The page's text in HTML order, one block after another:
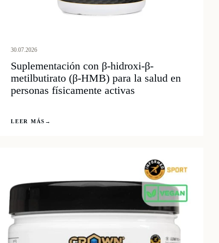
30.07.2026
Suplementación con β-hidroxi-β-
metilbutirato (β-HMB) para la salud en
personas físicamente activas
LEER MÁS →